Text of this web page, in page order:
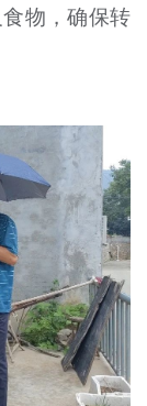
物，确保转